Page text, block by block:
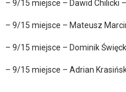
– 9/15 miejsce – Dawid Chilicki –
– 9/15 miejsce – Mateusz
– 9/15 miejsce – Dominik
– 9/15 miejsce – Adrian